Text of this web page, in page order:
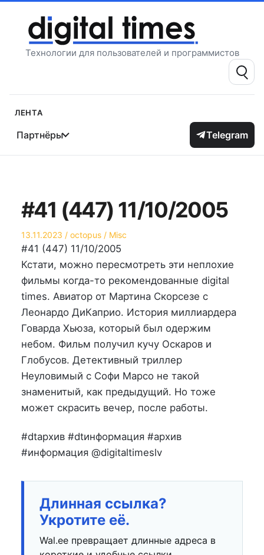
содержимому
Технологии для пользователей и программистов
Поиск:
Лента
Партнёры Telegram
#41 (447) 11/10/2005
Опубликовано
на
13.11.2023 Автор
octopus
Опубликовано
в
Misc
#41 (447) 11/10/2005
Кстати, можно пересмотреть эти неплохие
фильмы когда-то рекомендованные digital
times. Авиатор от Мартина Скорсезе с
Леонардо ДиКаприо. История миллиардера
Говарда Хьюза, который был одержим
небом. Фильм получил кучу Оскаров и
Глобусов. Детективный триллер
Неуловимый с Софи Марсо не такой
знаменитый, как предыдущий. Но тоже
может скрасить вечер, после работы.
#dtархив #dtинформация #архив
#информация @digitaltimeslv
Длинная ссылка?
Укротите её.
Wal.ee превращает длинные адреса в